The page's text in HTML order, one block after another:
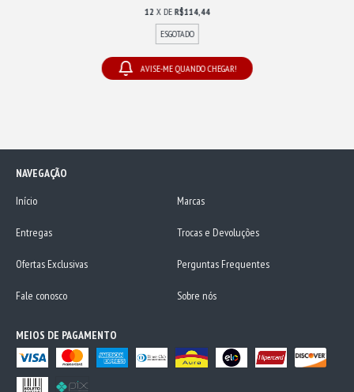
12 X DE R$114,44
ESGOTADO
AVISE-ME QUANDO CHEGAR!
NAVEGAÇÃO
Início
Marcas
Entregas Trocas e Devoluções
Ofertas Exclusivas Perguntas Frequentes
Fale conosco Sobre nós
MEIOS DE PAGAMENTO